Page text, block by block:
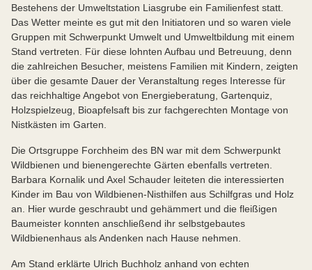
Bestehens der Umweltstation Liasgrube ein Familienfest statt.
Das Wetter meinte es gut mit den Initiatoren und so waren viele
Gruppen mit Schwerpunkt Umwelt und Umweltbildung mit einem
Stand vertreten. Für diese lohnten Aufbau und Betreuung, denn
die zahlreichen Besucher, meistens Familien mit Kindern, zeigten
über die gesamte Dauer der Veranstaltung reges Interesse für
das reichhaltige Angebot von Energieberatung, Gartenquiz,
Holzspielzeug, Bioapfelsaft bis zur fachgerechten Montage von
Nistkästen im Garten.
Die Ortsgruppe Forchheim des BN war mit dem Schwerpunkt
Wildbienen und bienengerechte Gärten ebenfalls vertreten.
Barbara Kornalik und Axel Schauder leiteten die interessierten
Kinder im Bau von Wildbienen-Nisthilfen aus Schilfgras und Holz
an. Hier wurde geschraubt und gehämmert und die fleißigen
Baumeister konnten anschließend ihr selbstgebautes
Wildbienenhaus als Andenken nach Hause nehmen.
Am Stand erklärte Ulrich Buchholz anhand von echten